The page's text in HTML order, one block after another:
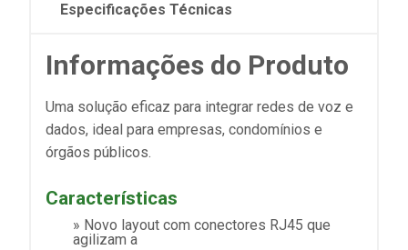
Especificações Técnicas
Informações do Produto
Uma solução eficaz para integrar redes de voz e
dados, ideal para empresas, condomínios e
órgãos públicos.
Características
» Novo layout com conectores RJ45 que
agilizam a